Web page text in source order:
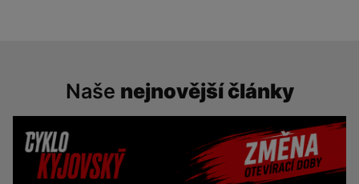
Naše nejnovější články